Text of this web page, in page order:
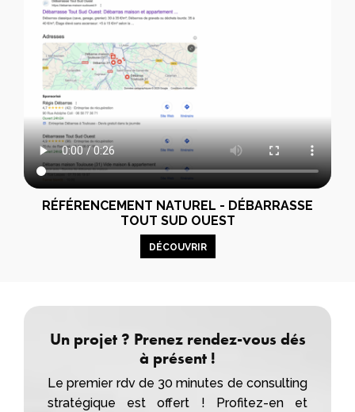
RÉFÉRENCEMENT NATUREL - DÉBARRASSE
TOUT SUD OUEST
DÉCOUVRIR
Un projet ? Prenez rendez-vous dés
à présent !
Le premier rdv de 30 minutes de consulting
stratégique est offert ! Profitez-en et